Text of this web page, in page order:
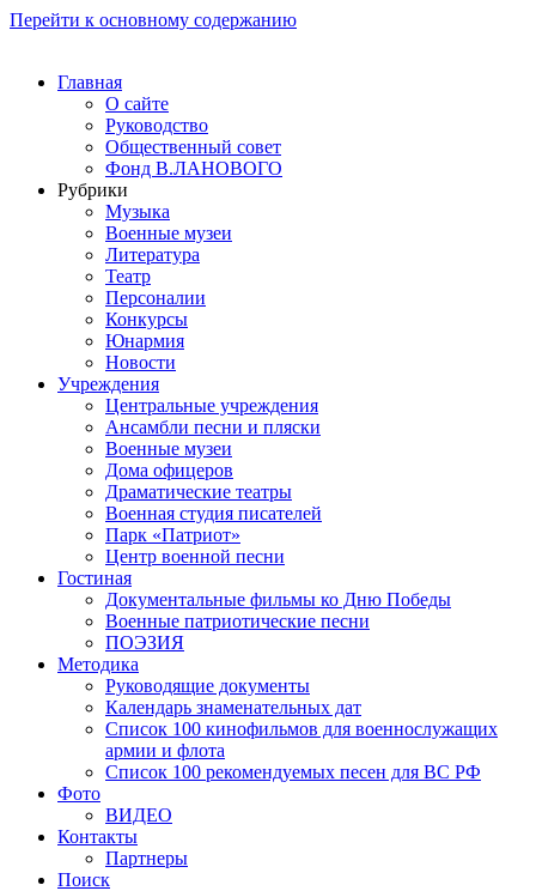
Перейти к основному содержанию
Главная
О сайте
Руководство
Общественный совет
Фонд В.ЛАНОВОГО
Рубрики
Музыка
Военные музеи
Литература
Театр
Персоналии
Конкурсы
Юнармия
Новости
Учреждения
Центральные учреждения
Ансамбли песни и пляски
Военные музеи
Дома офицеров
Драматические театры
Военная студия писателей
Парк «Патриот»
Центр военной песни
Гостиная
Документальные фильмы ко Дню Победы
Военные патриотические песни
ПОЭЗИЯ
Методика
Руководящие документы
Календарь знаменательных дат
Список 100 кинофильмов для военнослужащих
армии и флота
Список 100 рекомендуемых песен для ВС РФ
Фото
ВИДЕО
Контакты
Партнеры
Поиск